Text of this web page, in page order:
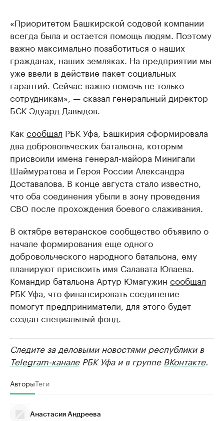
«Приоритетом Башкирской содовой компании
всегда была и остается помощь людям. Поэтому
важно максимально позаботиться о наших
гражданах, наших земляках. На предприятии мы
уже ввели в действие пакет социальных
гарантий. Сейчас важно помочь не только
сотрудникам», — сказал генеральный директор
БСК Эдуард Давыдов.
Как сообщал РБК Уфа, Башкирия сформировала
два добровольческих батальона, которым
присвоили имена генерал-майора Минигали
Шаймуратова и Героя России Александра
Доставалова. В конце августа стало известно,
что оба соединения убыли в зону проведения
СВО после прохождения боевого слаживания.
В октябре ветеранское сообщество объявило о
начале формирования еще одного
добровольческого народного батальона, ему
планируют присвоить имя Салавата Юлаева.
Командир батальона Артур Юмагужин сообщал
РБК Уфа, что финансировать соединение
помогут предприниматели, для этого будет
создан специальный фонд.
Следите за деловыми новостями республики в
Telegram-каналеРБК Уфа и в группе ВКонтакте.
АвторыТеги
Анастасия Андреева